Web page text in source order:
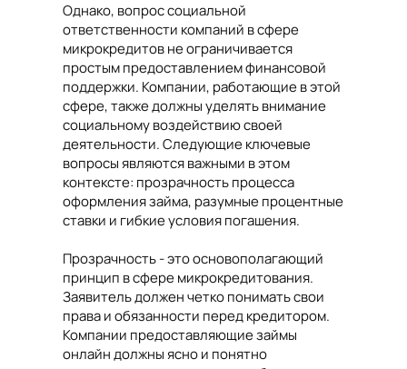
Однако, вопрос социальной
ответственности компаний в сфере
микрокредитов не ограничивается
простым предоставлением финансовой
поддержки. Компании, работающие в этой
сфере, также должны уделять внимание
социальному воздействию своей
деятельности. Следующие ключевые
вопросы являются важными в этом
контексте: прозрачность процесса
оформления займа, разумные процентные
ставки и гибкие условия погашения.
Прозрачность - это основополагающий
принцип в сфере микрокредитования.
Заявитель должен четко понимать свои
права и обязанности перед кредитором.
Компании предоставляющие займы
онлайн должны ясно и понятно